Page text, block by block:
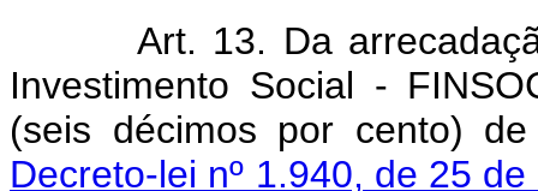
Art. 13. Da
Investimento Social -
(seis décimos por cento)
Decreto-lei nº 1.940, de 25